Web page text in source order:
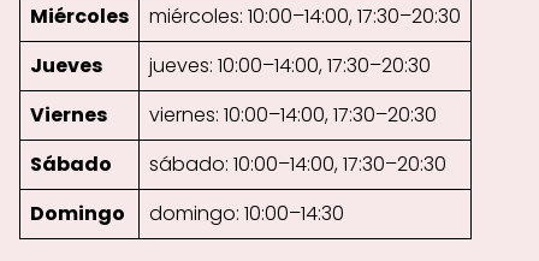
Miércoles
miércoles: 10:00–14:00, 17:30–20:30
Jueves
jueves: 10:00–14:00, 17:30–20:30
Viernes
viernes: 10:00–14:00, 17:30–20:30
Sábado
sábado: 10:00–14:00, 17:30–20:30
Domingo
domingo: 10:00–14:30